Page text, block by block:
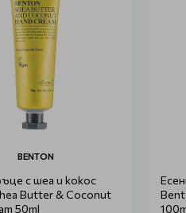
BENTON
с шеа и кокос
Butter & Coconut
50ml